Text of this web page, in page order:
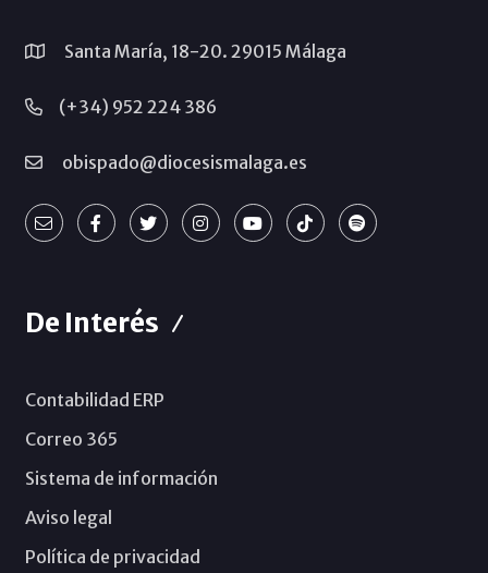
Santa María, 18-20. 29015 Málaga
(+34) 952 224 386
obispado@diocesismalaga.es
De Interés
Contabilidad ERP
Correo 365
Sistema de información
Aviso legal
Política de privacidad